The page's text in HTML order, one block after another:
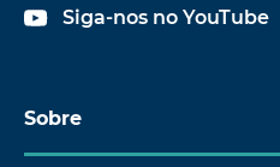
Siga-nos no YouTube
Sobre